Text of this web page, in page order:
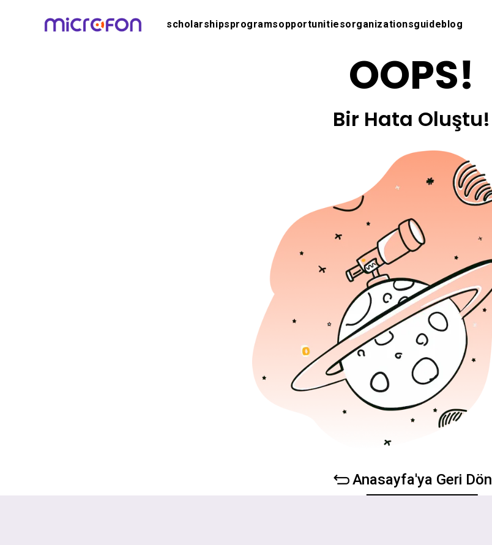
scholarshipsprogramsopportunitiesorganizationsguideblog
OOPS!
Bir Hata Oluştu!
Anasayfa'ya Geri Dön